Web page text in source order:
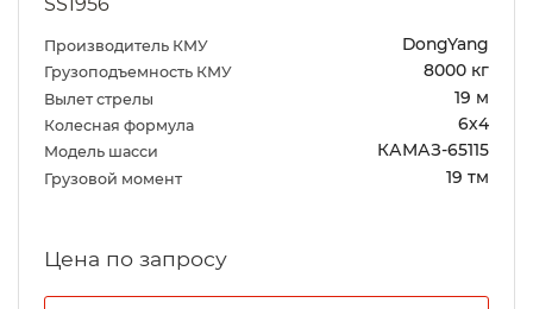
Производитель КМУ DongYang
Грузоподъемность КМУ 8000 кг
Вылет стрелы 19 м
Колесная формула 6х4
Модель шасси КАМАЗ-65115
Грузовой момент 19 тм
Цена по запросу